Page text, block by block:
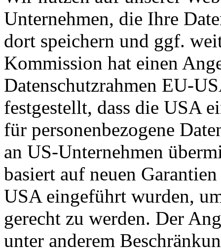
Unternehmen, die Ihre
dort speichern und ggf.
Kommission hat einen
Datenschutzrahmen EU-
festgestellt, dass die USA
für personenbezogene
an US-Unternehmen
basiert auf neuen
USA eingeführt wurden,
gerecht zu werden. Der
unter anderem